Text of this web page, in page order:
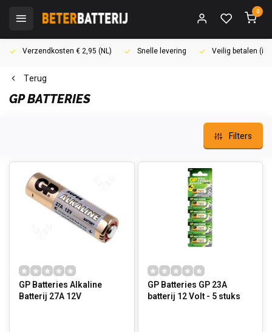
0
Verzendkosten € 2,95 (NL) Snelle levering Veilig betalen
Terug
GP BATTERIES
Filters
GP Batteries Alkaline
Batterij 27A 12V
GP Batteries GP 23A
batterij 12 Volt - 5 stuks